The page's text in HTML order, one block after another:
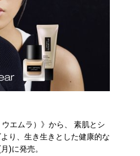
エムラ）》から、 素肌とシ
り、生き生きとした健康的な
)に発売。